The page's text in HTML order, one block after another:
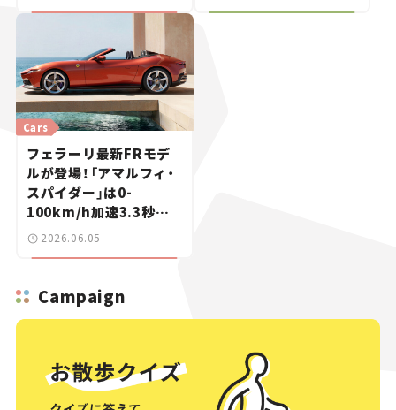
Cars
フェラーリ最新FRモデ
ルが登場！「アマルフィ・
スパイダー」は0-
100km/h加速3.3秒を
オープンで味わえる【新
車ニュース】
2026.06.05
Campaign